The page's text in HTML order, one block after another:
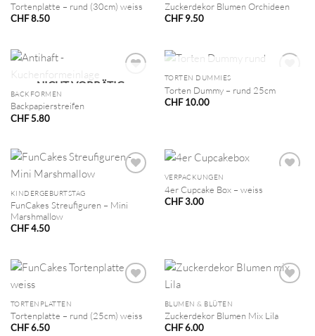
Tortenplatte – rund (30cm) weiss
CHF8.50
Zuckerdekor Blumen Orchideen
CHF9.50
NICHT VORRÄTIG
BACKFORMEN
Backpapierstreifen
CHF5.80
NICHT VORRÄTIG
TORTEN DUMMIES
Torten Dummy – rund 25cm
CHF10.00
KINDERGEBURTSTAG
FunCakes Streufiguren – Mini
Marshmallow
CHF4.50
VERPACKUNGEN
4er Cupcake Box – weiss
CHF3.00
TORTENPLATTEN
Tortenplatte – rund (25cm) weiss
CHF6.50
BLUMEN & BLÜTEN
Zuckerdekor Blumen Mix Lila
CHF6.00